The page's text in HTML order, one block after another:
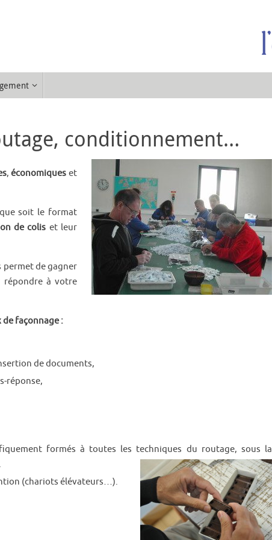
conditionnement…
,économiques et
soit le format
de colis et leur
de gagner
répondre à votre
de façonnage :
de documents,
réponse,
formés à toutes les techniques du routage, sous la
(chariots élévateurs…).